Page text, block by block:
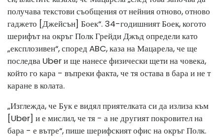
получава текстови съобщения от нейния отново, отново
гаджето [Джейсън] Боек“. 34-годишният Боек, когото
шерифът на окръг Полк Грейди Джъд определи като
„експлозивен“, според ABC, каза на Мацарела, че ще
последва Uber и ще нанесе физически щети на човека,
който го кара - въпреки факта, че тя остава в бара и не т
каране в колата.
„Изглежда, че Бук е видял приятелката си да излиза към
[Uber] и е мислил, че тя - а не другият покровител на
бара - е вътре“, пише шерифският офис на окръг Полк.